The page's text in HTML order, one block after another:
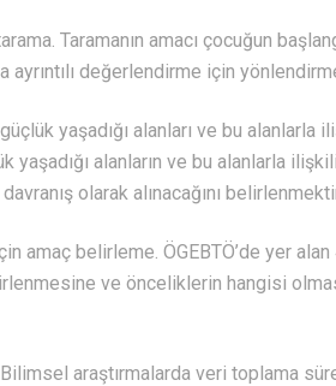
Taramanın amacı çocuğun
değerlendirme için
yaşadığı alanları ve bu alanlarla
yaşadığı alanların ve bu alanlarla
olarak alınacağını
amaç belirleme. ÖGEBTÖ’de yer
ve önceliklerin hangisi
araştırmalarda veri toplama